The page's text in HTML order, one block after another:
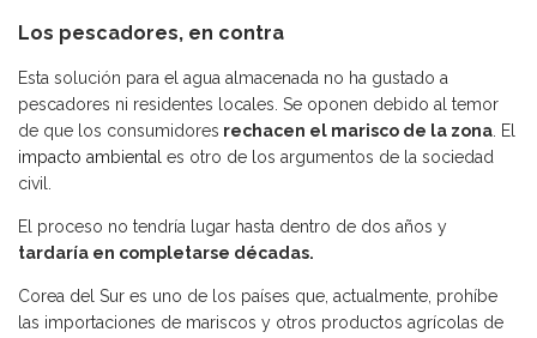
Los pescadores, en contra
Esta solución para el agua almacenada no ha gustado a
pescadores ni residentes locales. Se oponen debido al temor
de que los consumidores rechacen el marisco de la zona. El
impacto ambiental es otro de los argumentos de la sociedad
civil.
El proceso no tendría lugar hasta dentro de dos años y
tardaría en completarse décadas.
Corea del Sur es uno de los países que, actualmente, prohíbe
las importaciones de mariscos y otros productos agrícolas de